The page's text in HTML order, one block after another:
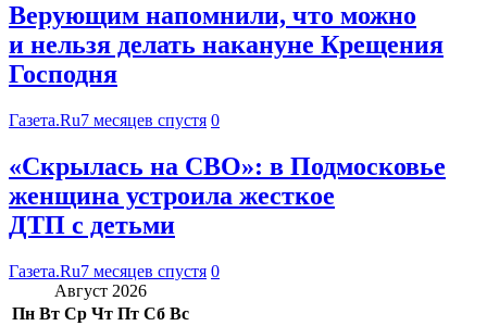
Верующим напомнили, что можно
и нельзя делать накануне Крещения
Господня
Газета.Ru7 месяцев спустя 0
«Скрылась на СВО»: в Подмосковье
женщина устроила жесткое
ДТП с детьми
Газета.Ru7 месяцев спустя 0
Август 2026
Пн Вт Ср Чт Пт Сб Вс